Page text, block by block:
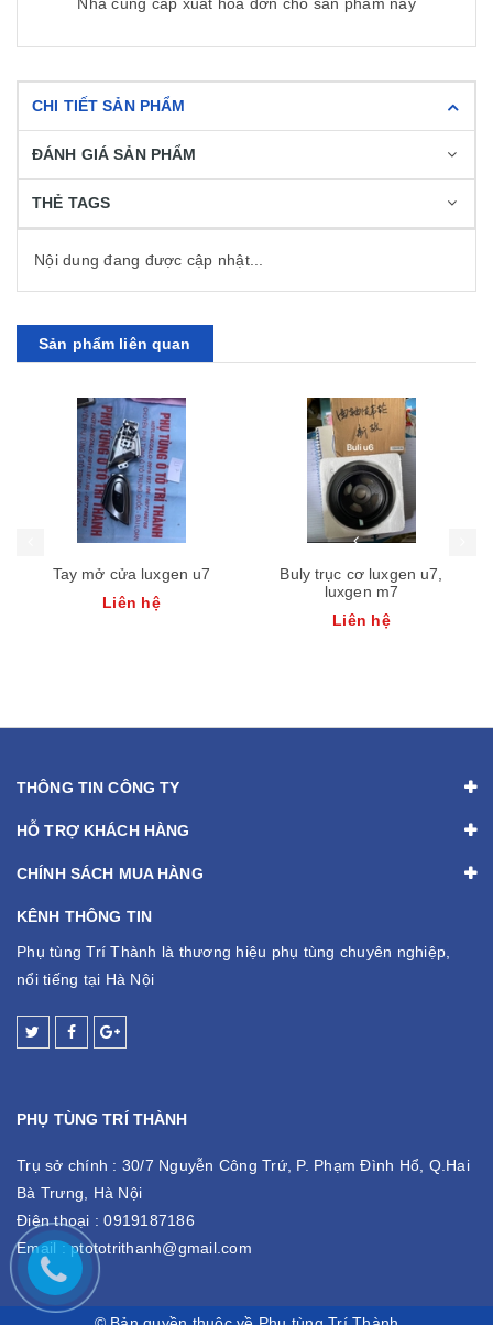
Nhà cung cấp xuất hóa đơn cho sản phẩm này
CHI TIẾT SẢN PHẨM
ĐÁNH GIÁ SẢN PHẨM
THẺ TAGS
Nội dung đang được cập nhật...
Sản phẩm liên quan
Tay mở cửa luxgen u7
Liên hệ
Buly trục cơ luxgen u7,
luxgen m7
Liên hệ
THÔNG TIN CÔNG TY
HỖ TRỢ KHÁCH HÀNG
CHÍNH SÁCH MUA HÀNG
KÊNH THÔNG TIN
Phụ tùng Trí Thành là thương hiệu phụ tùng chuyên nghiệp,
nổi tiếng tại Hà Nội
PHỤ TÙNG TRÍ THÀNH
Trụ sở chính : 30/7 Nguyễn Công Trứ, P. Phạm Đình Hổ, Q.Hai
Bà Trưng, Hà Nội
Điện thoại :0919187186
Email :ptototrithanh@gmail.com